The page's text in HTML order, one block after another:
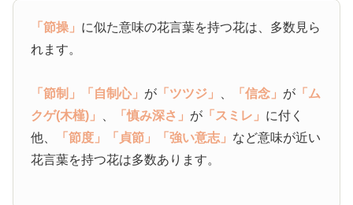
「節操」 に似た意味の花言葉を持つ花は、多数見ら
れます。
「節制」 「自制心」 が 「ツツジ」 「信念」 が 「ム
クゲ(木槿)」
「慎み深さ」 が 「スミレ」 に付く
他、
「節度」 「貞節」 「強い意志」 など意味が近い
花言葉を持つ花は多数あります。